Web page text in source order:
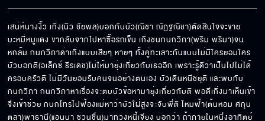
เสน่ห์นางงิ้ว EP.3[7/9]
เสน่ห์นางงิ้ว EP.3[8/9]
เสน่ห์นางงิ้ว เกิ่ง(นิว ชัยพล)บอกกับบัว(ณิชา ณัฏฐณิชา)ตัดสินใจจะขาย
บะหมี่หมูแดง ขากลับจากไปหาซื้อรถเข็น เกิ่งชนกนกวิภา(พริม พริมา)จน
หกล้ม กนกวิภาด่าเกิ่งแบบเสียๆ หายๆ ทั้งคู่ทะเลาะกันแบบไม่มีใครยอมใคร
บัวบอกติ(อเล็กซ์ ธีรเดช)ไม่ให้มายุ่งเกี่ยวกับเธออีก เพราะรู้ดีว่าเป็นไปไม่ได้
ครอบครัวติ ไม่มีวันยอมรับคนจนอย่างตนเอง บัวเดินหนีชยุติ และพบกับ
กนกวิภา กนกวิภาหาเรื่องจะตบบัวข้อหามายุ่งเกี่ยวกับติ พอดีเกิ่งมาเห็นเข้า
จึงเข้าช่วย กนกโทรไปฟ้องแม่หาว่าบัวใฝ่สูงจะจับพี่ติ ไหมฟ้า(ต้นหอม ศกุน
ตลา)พาธานี(แอนนา ชวนชื่น)มาทวงหนี้เจียง บอกว่า ถ้าภายในหนึ่งอาทิตย์